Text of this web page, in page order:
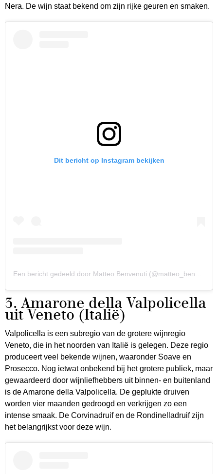
Nera. De wijn staat bekend om zijn rijke geuren en smaken.
Dit bericht op Instagram bekijken
Een bericht gedeeld door Matteo Benvenuti (@matteo_benvenuti_ph)
3. Amarone della Valpolicella
uit Veneto (Italië)
Valpolicella is een subregio van de grotere wijnregio
Veneto, die in het noorden van Italië is gelegen. Deze regio
produceert veel bekende wijnen, waaronder Soave en
Prosecco. Nog ietwat onbekend bij het grotere publiek, maar
gewaardeerd door wijnliefhebbers uit binnen- en buitenland
is de Amarone della Valpolicella. De geplukte druiven
worden vier maanden gedroogd en verkrijgen zo een
intense smaak. De Corvinadruif en de Rondinelladruif zijn
het belangrijkst voor deze wijn.